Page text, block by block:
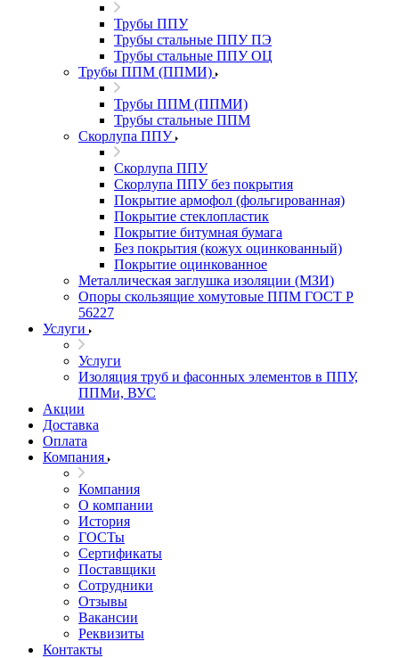
Трубы ППУ
Трубы стальные ППУ ПЭ
Трубы стальные ППУ ОЦ
Трубы ППМ (ППМИ)
Трубы ППМ (ППМИ)
Трубы стальные ППМ
Скорлупа ППУ
Скорлупа ППУ
Скорлупа ППУ без покрытия
Покрытие армофол (фольгированная)
Покрытие стеклопластик
Покрытие битумная бумага
Без покрытия (кожух оцинкованный)
Покрытие оцинкованное
Металлическая заглушка изоляции (МЗИ)
Опоры скользящие хомутовые ППМ ГОСТ Р
56227
Услуги
Услуги
Изоляция труб и фасонных элементов в ППУ,
ППМи, ВУС
Акции
Доставка
Оплата
Компания
Компания
О компании
История
ГОСТы
Сертификаты
Поставщики
Сотрудники
Отзывы
Вакансии
Реквизиты
Контакты